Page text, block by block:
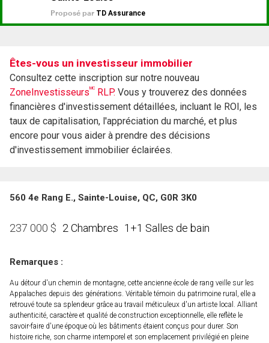
Êtes-vous un investisseur immobilier
Consultez cette inscription sur notre nouveau
ZoneInvestisseursMC RLP. Vous y trouverez des données
financières d'investissement détaillées, incluant le ROI, les
taux de capitalisation, l'appréciation du marché, et plus
encore pour vous aider à prendre des décisions
d'investissement immobilier éclairées.
560 4e Rang E., Sainte-Louise, QC, G0R 3K0
237 000 $ 2 Chambres 1+1 Salles de bain
Remarques :
Au détour d'un chemin de montagne, cette ancienne école de rang veille sur les
Appalaches depuis des générations. Véritable témoin du patrimoine rural, elle a
retrouvé toute sa splendeur grâce au travail méticuleux d'un artiste local. Alliant
authenticité, caractère et qualité de construction exceptionnelle, elle reflète le
savoir-faire d'une époque où les bâtiments étaient conçus pour durer. Son
histoire riche, son charme intemporel et son emplacement privilégié en pleine